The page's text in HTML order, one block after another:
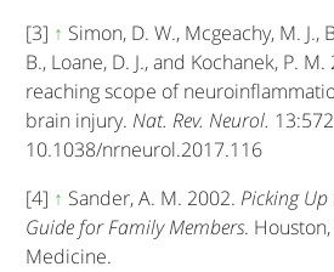
[3] ↑ Simon, D. W., Mcgeachy, M. J.,
B., Loane, D. J., and Kochanek, P.
reaching scope of
brain injury.Nat. Rev. Neurol.
10.1038/nrneurol.2017.116
[4] ↑ Sander, A. M. 2002.Picking Up
Guide for Family Members.
Medicine.